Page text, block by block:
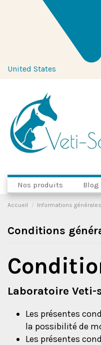
United States
Nos produits Blog
Accueil Informations générales
Conditions
Laboratoire Veti-
Les présentes
la possibilité de
Les présentes